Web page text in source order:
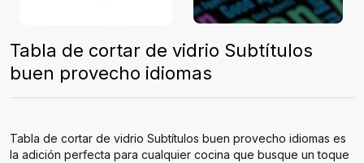
Tabla de cortar de vidrio Subtítulos
buen provecho idiomas
Tabla de cortar de vidrio Subtítulos buen provecho idiomas es
la adición perfecta para cualquier cocina que busque un toque